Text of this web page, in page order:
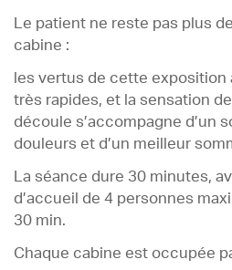
Le patient ne reste pas plus
cabine :
les vertus de cette
très rapides, et la sensation
découle s’accompagne d’un
douleurs et d’un meilleur
La séance dure 30 minutes,
d’accueil de 4 personnes
30 min.
Chaque cabine est occupée